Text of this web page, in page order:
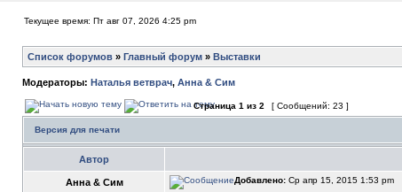
Текущее время: Пт авг 07, 2026 4:25 pm
Список форумов » Главный форум » Выставки
Модераторы: Наталья ветврач, Анна & Сим
Страница 1 из 2 [ Сообщений: 23 ]
Версия для печати
Автор
Анна & Сим Добавлено: Ср апр 15, 2015 1:53 pm